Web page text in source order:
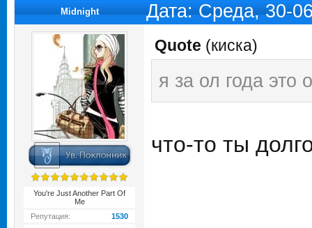
Midnight Дата: Среда, 30-
You're Just Another Part Of
Me
Репутация:
1530
Quote (киска)
я за ол года это
что-то ты